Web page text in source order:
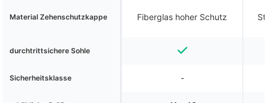
Material Zehenschutzkappe Fiberglas hoher Schutz
durchtrittsichere Sohle
Sicherheitsklasse -